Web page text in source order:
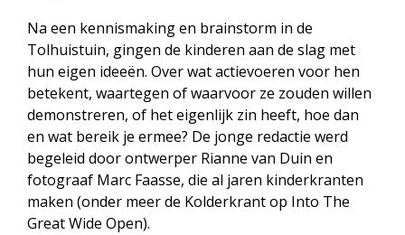
Na een kennismaking en brainstorm in de
Tolhuistuin, gingen de kinderen aan de slag met
hun eigen ideeën. Over wat actievoeren voor hen
betekent, waartegen of waarvoor ze zouden willen
demonstreren, of het eigenlijk zin heeft, hoe dan
en wat bereik je ermee? De jonge redactie werd
begeleid door ontwerper Rianne van Duin en
fotograaf Marc Faasse, die al jaren kinderkranten
maken (onder meer de Kolderkrant op Into The
Great Wide Open).